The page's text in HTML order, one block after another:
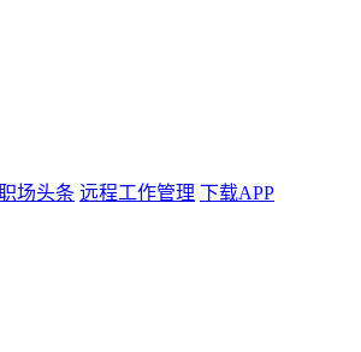
场头条 远程工作管理 下载APP